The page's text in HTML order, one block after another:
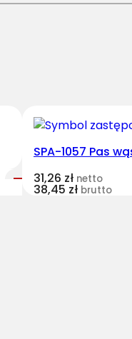
SPA-1057 Pas
31,26 zł netto
38,45 zł brutto